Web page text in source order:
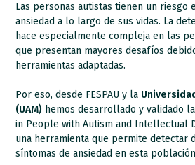
Las personas autistas tienen un riesgo
ansiedad a lo largo de sus vidas. La
hace especialmente compleja en las
que presentan mayores desafíos
herramientas adaptadas.
Por eso, desde FESPAU y la
(UAM) hemos desarrollado y validado
in People with Autism and Intellectual
una herramienta que permite detectar
síntomas de ansiedad en esta